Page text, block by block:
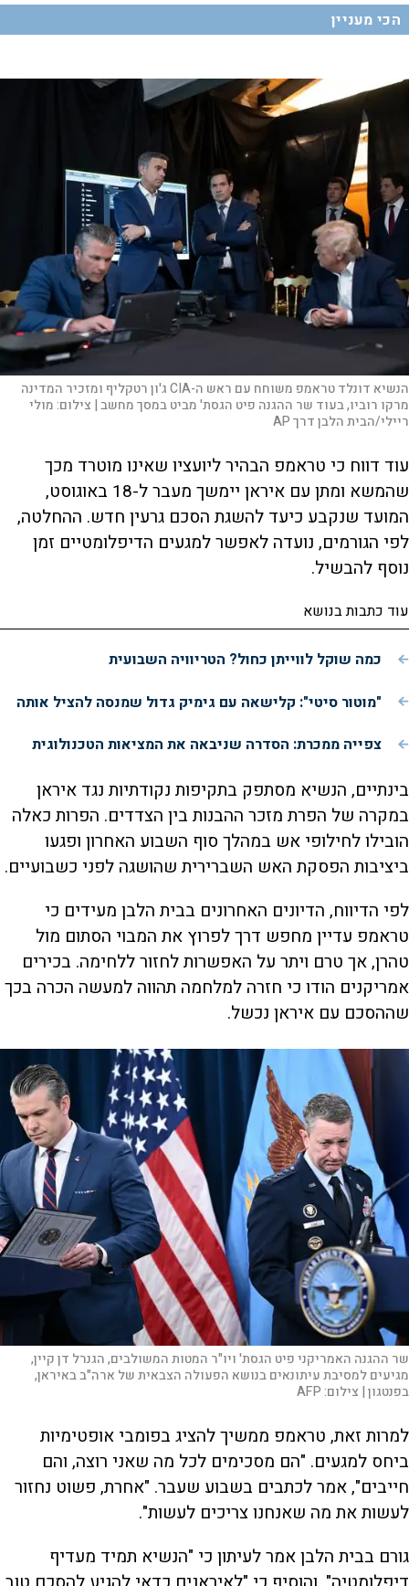
הכי מעניין
הנשיא דונלד טראמפ משוחח עם ראש ה-CIA ג'ון רטקליף ומזכיר המדינה
מרקו רוביו, בעוד שר ההגנה פיט הגסת' מביט במסך מחשב | צילום:מולי
ריילי/הבית הלבן דרך AP
עוד דווח כי טראמפ הבהיר ליועציו שאינו מוטרד מכך
שהמשא ומתן עם איראן יימשך מעבר ל-18 באוגוסט,
המועד שנקבע כיעד להשגת הסכם גרעין חדש. ההחלטה,
לפי הגורמים, נועדה לאפשר למגעים הדיפלומטיים זמן
נוסף להבשיל.
עוד כתבות בנושא
כמה שוקל לווייתן כחול? הטריוויה השבועית
"מוטור סיטי": קלישאה עם גימיק גדול שמנסה להציל אותה
צפייה ממכרת: הסדרה שניבאה את המציאות הטכנולוגית
בינתיים, הנשיא מסתפק בתקיפות נקודתיות נגד איראן
במקרה של הפרת מזכר ההבנות בין הצדדים. הפרות כאלה
הובילו לחילופי אש במהלך סוף השבוע האחרון ופגעו
ביציבות הפסקת האש השברירית שהושגה לפני כשבועיים.
לפי הדיווח, הדיונים האחרונים בבית הלבן מעידים כי
טראמפ עדיין מחפש דרך לפרוץ את המבוי הסתום מול
טהרן, אך טרם ויתר על האפשרות לחזור ללחימה. בכירים
אמריקנים הודו כי חזרה למלחמה תהווה למעשה הכרה בכך
שההסכם עם איראן נכשל.
שר ההגנה האמריקני פיט הגסת' ויו"ר המטות המשולבים, הגנרל דן קיין,
מגיעים למסיבת עיתונאים בנושא הפעולה הצבאית של ארה"ב באיראן,
בפנטגון | צילום:AFP
למרות זאת, טראמפ ממשיך להציג בפומבי אופטימיות
ביחס למגעים. "הם מסכימים לכל מה שאני רוצה, והם
חייבים", אמר לכתבים בשבוע שעבר. "אחרת, פשוט נחזור
לעשות את מה שאנחנו צריכים לעשות".
גורם בבית הלבן אמר לעיתון כי "הנשיא תמיד מעדיף